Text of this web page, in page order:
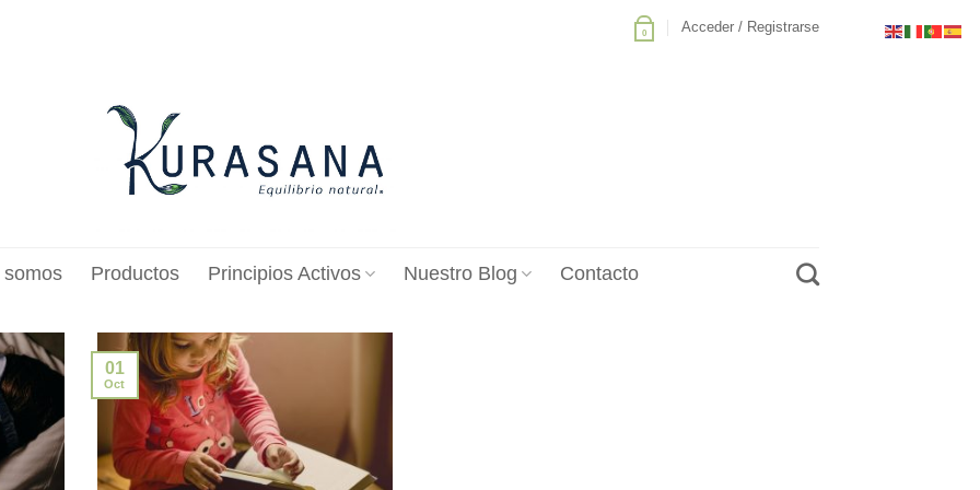
0 Acceder / Registrarse
somos Productos Principios Activos Nuestro Blog Contacto
01
Oct